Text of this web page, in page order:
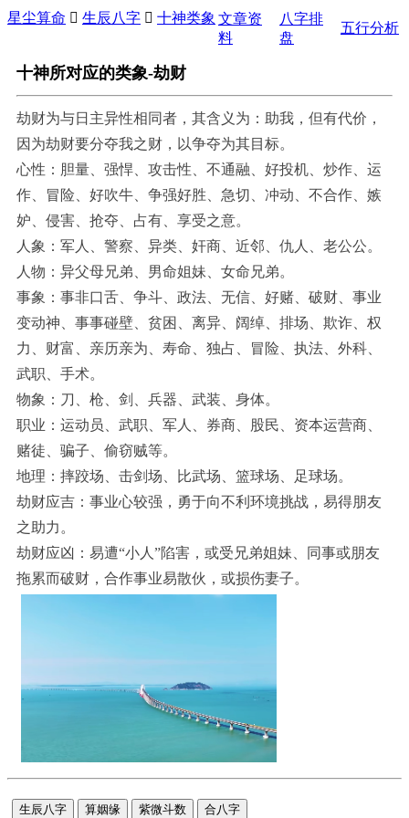
星尘算命  生辰八字  十神类象 文章资
料
八字排
盘
五行分析
十神所对应的类象-劫财
劫财为与日主异性相同者，其含义为：助我，但有代价，
因为劫财要分夺我之财，以争夺为其目标。
心性：胆量、强悍、攻击性、不通融、好投机、炒作、运
作、冒险、好吹牛、争强好胜、急切、冲动、不合作、嫉
妒、侵害、抢夺、占有、享受之意。
人象：军人、警察、异类、奸商、近邻、仇人、老公公。
人物：异父母兄弟、男命姐妹、女命兄弟。
事象：事非口舌、争斗、政法、无信、好赌、破财、事业
变动神、事事碰壁、贫困、离异、阔绰、排场、欺诈、权
力、财富、亲历亲为、寿命、独占、冒险、执法、外科、
武职、手术。
物象：刀、枪、剑、兵器、武装、身体。
职业：运动员、武职、军人、券商、股民、资本运营商、
赌徒、骗子、偷窃贼等。
地理：摔跤场、击剑场、比武场、篮球场、足球场。
劫财应吉：事业心较强，勇于向不利环境挑战，易得朋友
之助力。
劫财应凶：易遭“小人”陷害，或受兄弟姐妹、同事或朋友
拖累而破财，合作事业易散伙，或损伤妻子。
生辰八字 算姻缘 紫微斗数 合八字